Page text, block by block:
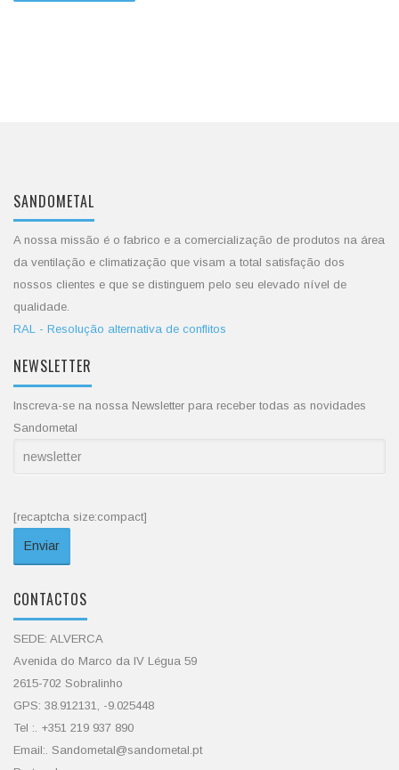
SANDOMETAL
A nossa missão é o fabrico e a comercialização de produtos na área
da ventilação e climatização que visam a total satisfação dos
nossos clientes e que se distinguem pelo seu elevado nível de
qualidade.
RAL - Resolução alternativa de conflitos
NEWSLETTER
Inscreva-se na nossa Newsletter para receber todas as novidades
Sandometal
[recaptcha size:compact]
CONTACTOS
SEDE: ALVERCA
Avenida do Marco da IV Légua 59
2615-702 Sobralinho
GPS: 38.912131, -9.025448
Tel :. +351 219 937 890
Email:. Sandometal@sandometal.pt